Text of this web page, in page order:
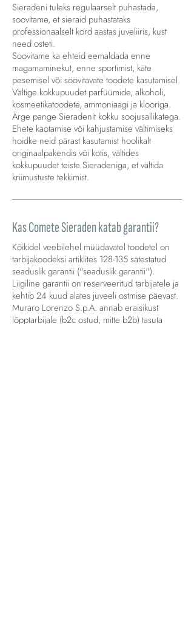
Sieradeni tuleks regulaarselt puhastada,
soovitame, et sieraid puhastataks
professionaalselt kord aastas juveliiris, kust
need osteti.
Soovitame ka ehteid eemaldada enne
magamaminekut, enne sportimist, käte
pesemisel või söövitavate toodete kasutamisel.
Vältige kokkupuudet parfüümide, alkoholi,
kosmeetikatoodete, ammoniaagi ja klooriga.
Ärge pange Sieradenit kokku soojusallikatega.
Ehete kaotamise või kahjustamise vältimiseks
hoidke neid pärast kasutamist hoolikalt
originaalpakendis või kotis, vältides
kokkupuudet teiste Sieradeniga, et vältida
kriimustuste tekkimist.
Kas Comete Sieraden katab garantii?
Kõikidel veebilehel müüdavatel toodetel on
tarbijakoodeksi artiklites 128-135 sätestatud
seaduslik garantii ("seaduslik garantii").
Liigiline garantii on reserveeritud tarbijatele ja
kehtib 24 kuud alates juveeli ostmise päevast.
Muraro Lorenzo S.p.A. annab eraisikust
lõpptarbijale (b2c ostud, mitte b2b) tasuta